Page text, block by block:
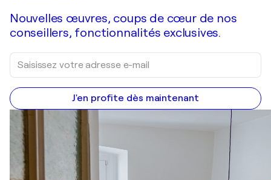
Nouvelles œuvres, coups de cœur de nos
conseillers, fonctionnalités exclusives.
J'en profite dès maintenant